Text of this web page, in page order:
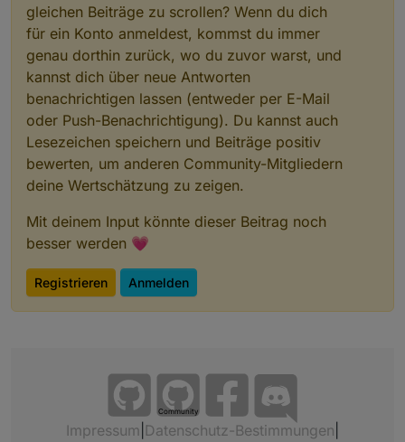
gleichen Beiträge zu scrollen? Wenn du dich
für ein Konto anmeldest, kommst du immer
genau dorthin zurück, wo du zuvor warst, und
kannst dich über neue Antworten
benachrichtigen lassen (entweder per E-Mail
oder Push-Benachrichtigung). Du kannst auch
Lesezeichen speichern und Beiträge positiv
bewerten, um anderen Community-Mitgliedern
deine Wertschätzung zu zeigen.
Mit deinem Input könnte dieser Beitrag noch
besser werden 💗
Registrieren Anmelden
Community
Impressum Datenschutz-Bestimmungen